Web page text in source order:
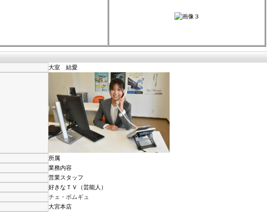
大室 結愛
所属
業務内容
営業スタッフ
好きなＴＶ（芸能人）
チェ・ボムギュ
大宮本店